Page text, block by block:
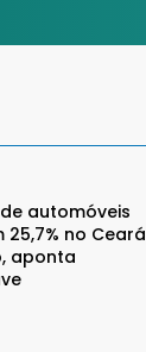
automóveis
25,7% no Ceará
aponta